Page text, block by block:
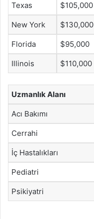
Texas $105,000
New York $130,000
Florida $95,000
Illinois $110,000
Uzmanlık Alanı
Acı Bakımı
Cerrahi
İç Hastalıkları
Pediatri
Psikiyatri